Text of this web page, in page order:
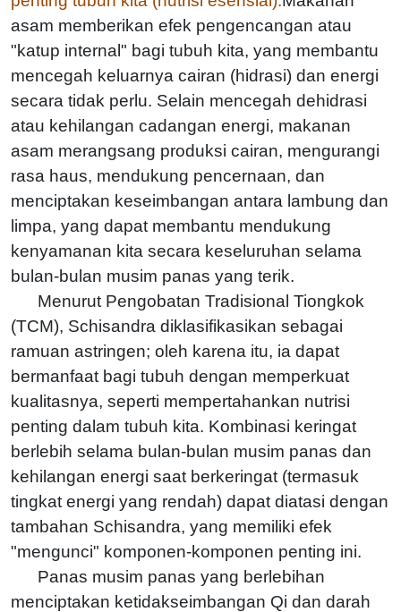
asam memberikan efek pengencangan atau
"katup internal" bagi tubuh kita, yang membantu
mencegah keluarnya cairan (hidrasi) dan energi
secara tidak perlu. Selain mencegah dehidrasi
atau kehilangan cadangan energi, makanan
asam merangsang produksi cairan, mengurangi
rasa haus, mendukung pencernaan, dan
menciptakan keseimbangan antara lambung dan
limpa, yang dapat membantu mendukung
kenyamanan kita secara keseluruhan selama
bulan-bulan musim panas yang terik.
Menurut Pengobatan Tradisional Tiongkok
(TCM), Schisandra diklasifikasikan sebagai
ramuan astringen; oleh karena itu, ia dapat
bermanfaat bagi tubuh dengan memperkuat
kualitasnya, seperti mempertahankan nutrisi
penting dalam tubuh kita. Kombinasi keringat
berlebih selama bulan-bulan musim panas dan
kehilangan energi saat berkeringat (termasuk
tingkat energi yang rendah) dapat diatasi dengan
tambahan Schisandra, yang memiliki efek
"mengunci" komponen-komponen penting ini.
Panas musim panas yang berlebihan
menciptakan ketidakseimbangan Qi dan darah